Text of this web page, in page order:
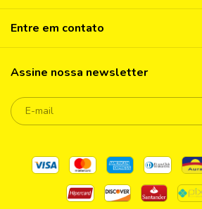
Entre em contato
Assine nossa newsletter